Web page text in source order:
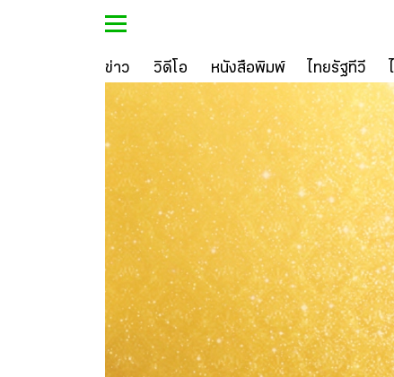
ข่าว วิดีโอ หนังสือพิมพ์ ไทยรัฐทีวี